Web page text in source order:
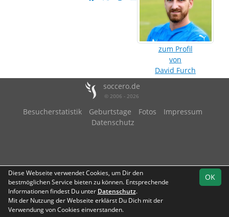
zum Profil
von
David Furch
soccero.de
© 2006 - 2026
Besucherstatistik Geburtstage Fotos
Impressum
Datenschutz
OK
Diese Webseite verwendet Cookies, um Dir den
bestmöglichen Service bieten zu können. Entsprechende
Informationen findest Du unter Datenschutz.
Mit der Nutzung der Webseite erklärst Du Dich mit der
Verwendung von Cookies einverstanden.